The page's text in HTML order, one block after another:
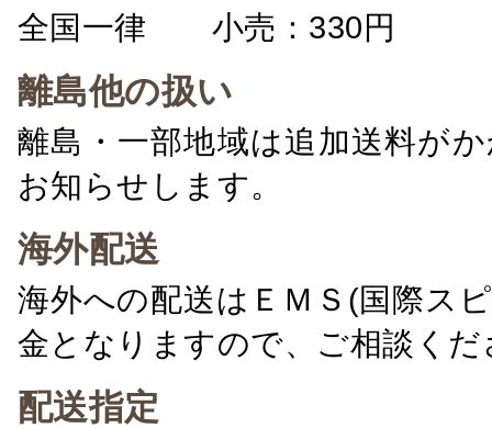
全国一律 小売：330円 卸
離島他の扱い
離島・一部地域は追加送料が
お知らせします。
海外配送
海外への配送はＥＭＳ(国際ス
金となりますので、ご相談くだ
配送指定